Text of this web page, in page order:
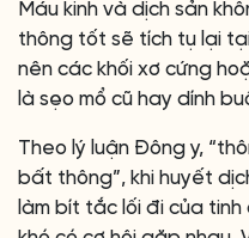
Máu kinh và dịch sản
thông tốt sẽ tích tụ lại
nên các khối xơ cứng
là sẹo mổ cũ hay dính
Theo lý luận Đông y,
bất thông”, khi huyết
làm bít tắc lối đi của